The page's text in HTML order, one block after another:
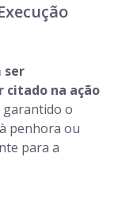
ser
citado na ação
garantido o
penhora ou
para a